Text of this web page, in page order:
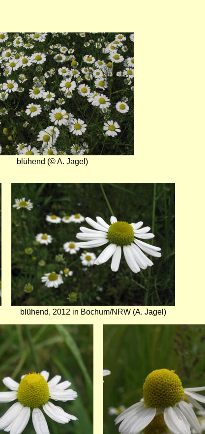
blühend (© A. Jagel)
Bild
blühend, 2012 in Bochum/NRW (A. Jagel)